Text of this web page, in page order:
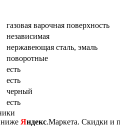
газовая варочная поверхность
независимая
нержавеющая сталь, эмаль
поворотные
есть
есть
черный
есть
Яндекс.Маркета. Скидки и